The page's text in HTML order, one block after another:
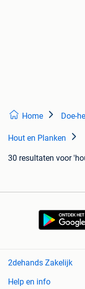
Home Doe-
Hout en Planken
30 resultaten voor
2dehands Zakelijk
Help en info